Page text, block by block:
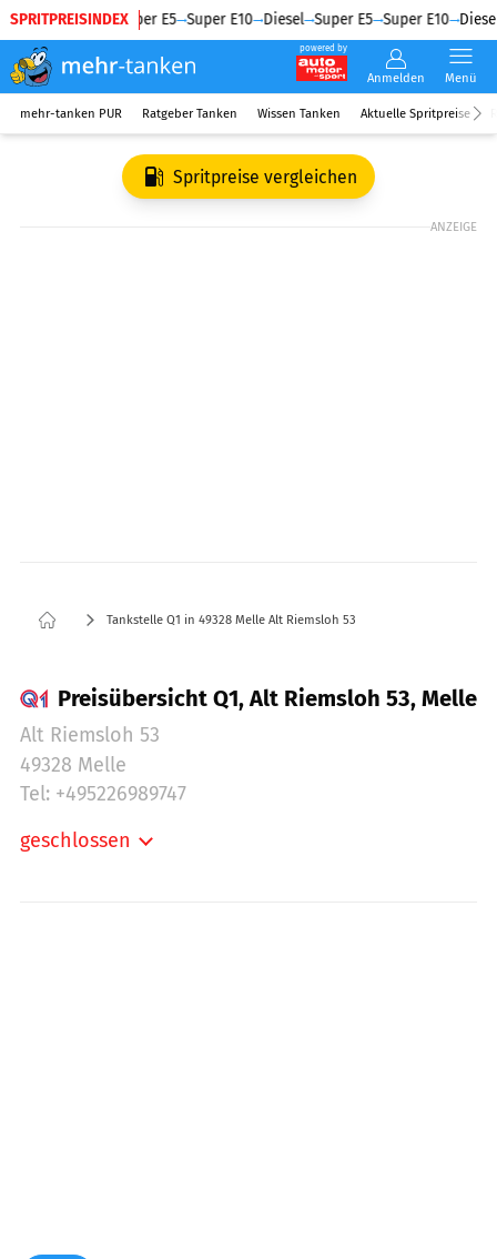
SPRITPREISINDEX
Diesel Super E5 Super E10 Diesel Super E5 Super E10 Diesel
powered by
Anmelden Menü
mehr-tanken PUR Ratgeber Tanken Wissen Tanken Aktuelle Spritpreise
Spritpreise vergleichen
ANZEIGE
Tankstelle Q1 in 49328 Melle Alt Riemsloh 53
Preisübersicht Q1, Alt Riemsloh 53, Melle
Alt Riemsloh 53
49328 Melle
Tel: +495226989747
geschlossen